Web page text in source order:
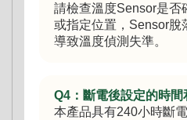
請檢查溫度Sensor是否
或指定位置，Sensor脫
導致溫度偵測失準。
Q4：斷電後設定的時間
本產品具有240小時斷